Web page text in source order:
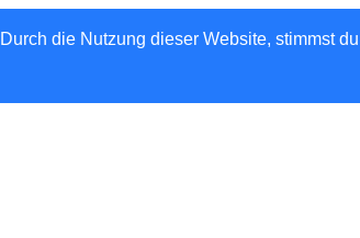
die Nutzung dieser Website, stimmst